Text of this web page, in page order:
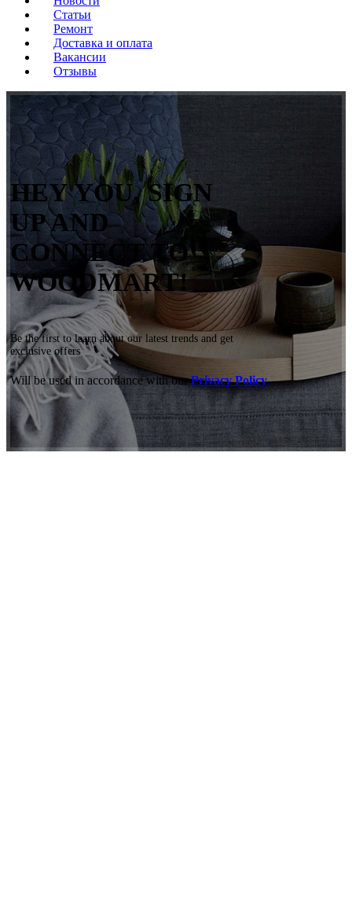
Статьи
Ремонт
Доставка и оплата
Вакансии
Отзывы
HEY YOU, SIGN
UP AND
CONNECT TO
WOODMART!
Be the first to learn about our latest trends and get
exclusive offers
Will be used in accordance with ourPrivacy Policy